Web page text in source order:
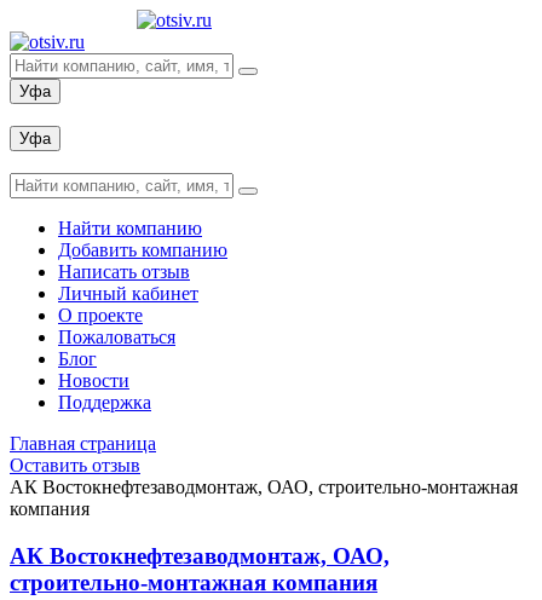
Уфа
Уфа
Найти компанию
Добавить компанию
Написать отзыв
Личный кабинет
О проекте
Пожаловаться
Блог
Новости
Поддержка
Главная страница
Оставить отзыв
АК Востокнефтезаводмонтаж, ОАО, строительно-монтажная
компания
АК Востокнефтезаводмонтаж, ОАО,
строительно-монтажная компания